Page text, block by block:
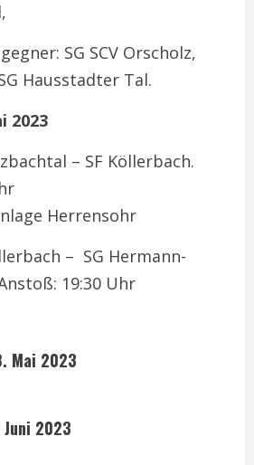
SG SCV Orscholz,
Hausstadter Tal.
2023
– SF Köllerbach.
Herrensohr
– SG Hermann-
19:30 Uhr
Mai 2023
Juni 2023